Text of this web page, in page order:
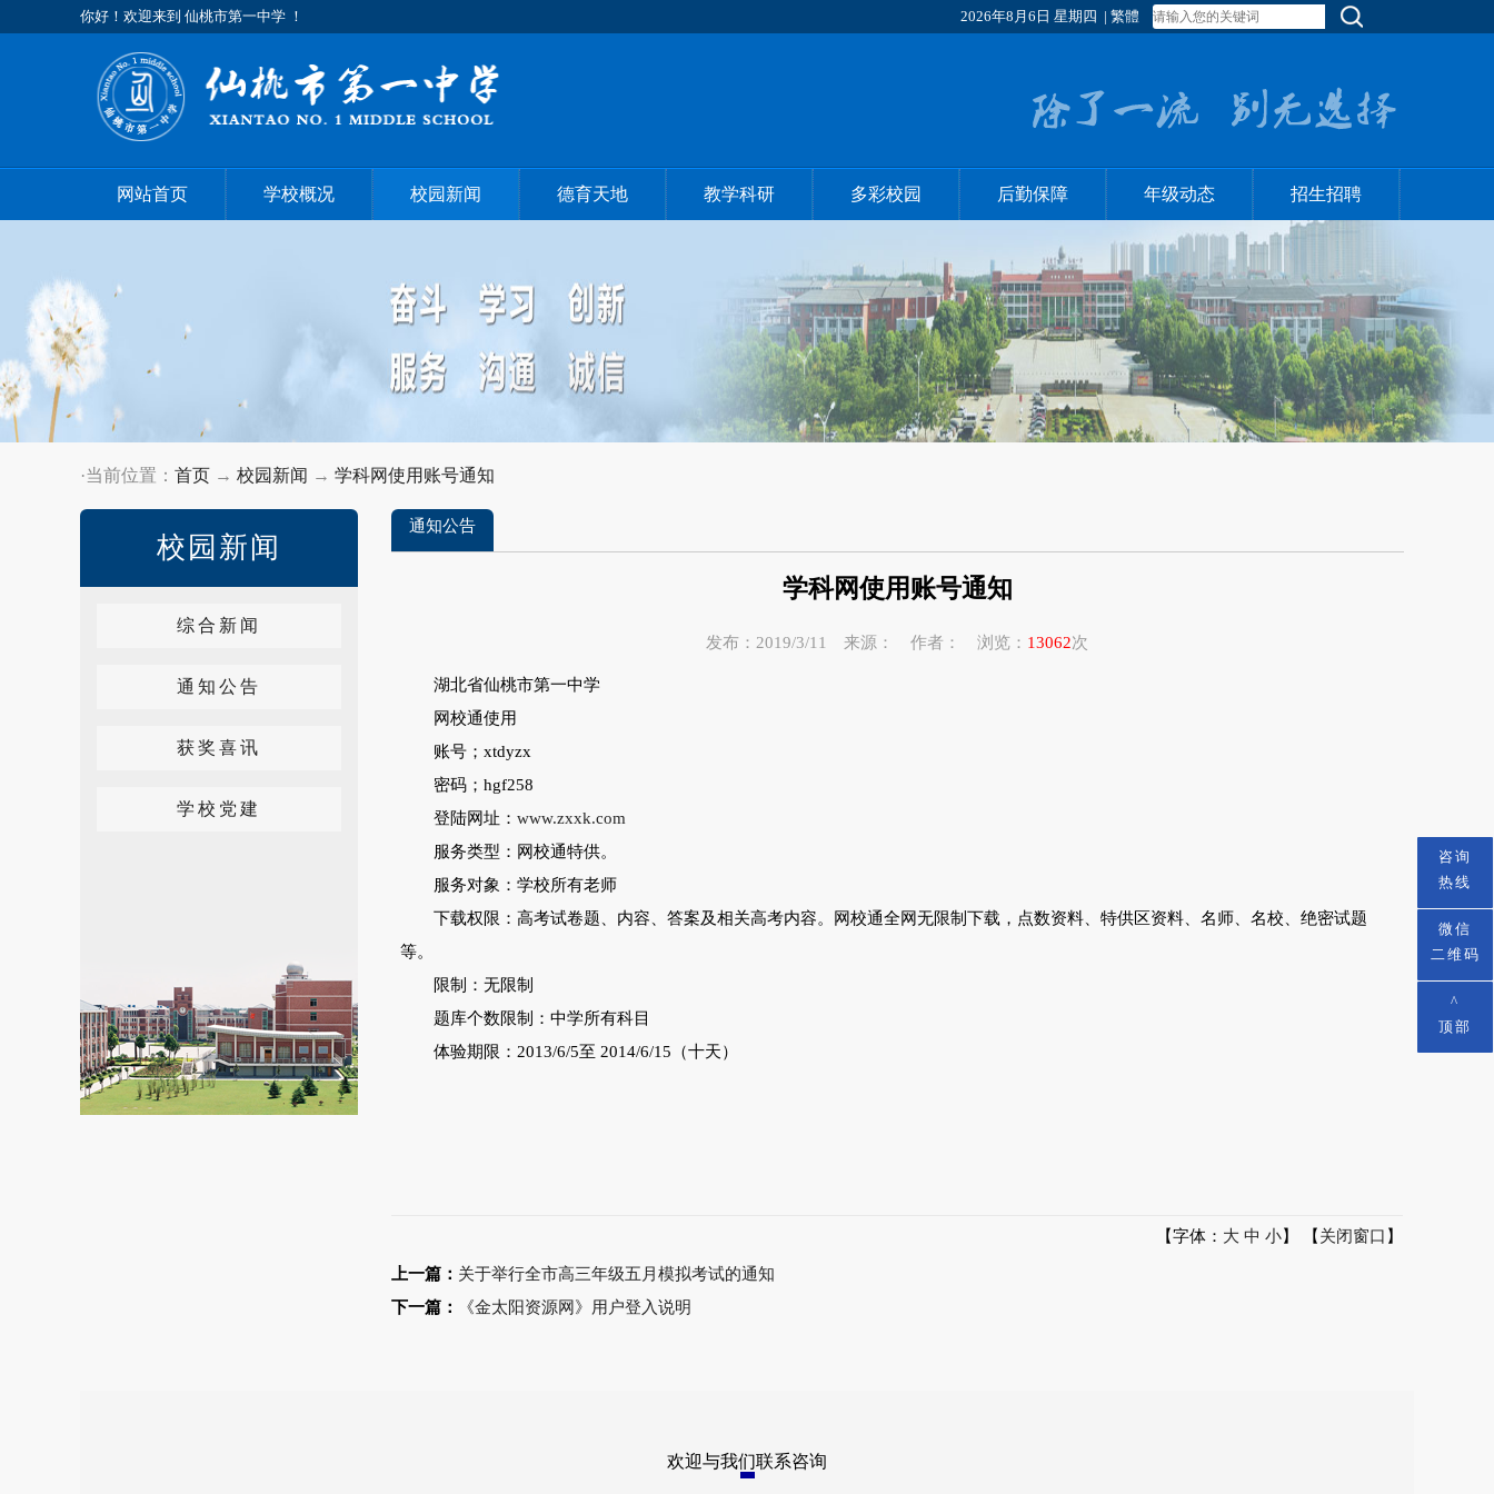
你好！欢迎来到 仙桃市第一中学 ！ 2026年8月6日 星期四 | 繁體
网站首页 学校概况 校园新闻 德育天地 教学科研 多彩校园 后勤保障 年级动态 招生招聘
·当前位置： 首页 → 校园新闻 → 学科网使用账号通知
校园新闻
综合新闻
通知公告
获奖喜讯
学校党建
通知公告
学科网使用账号通知
发布：2019/3/11 来源： 作者： 浏览： 13062次
湖北省仙桃市第一中学
网校通使用
账号；xtdyzx
密码；hgf258
登陆网址： www.zxxk.com
服务类型：网校通特供。
服务对象：学校所有老师
下载权限：高考试卷题、内容、答案及相关高考内容。网校通全网无限制下载，点数资料、特供区资料、名师、名校、绝密试题
等。
限制：无限制
题库个数限制：中学所有科目
体验期限：2013/6/5至 2014/6/15（十天）
【字体： 大 中 小】 【 关闭窗口 】
上一篇： 关于举行全市高三年级五月模拟考试的通知
下一篇：
《金太阳资源网》用户登入说明
欢迎与我们联系咨询
咨询
热线
微信
二维码
^
顶部